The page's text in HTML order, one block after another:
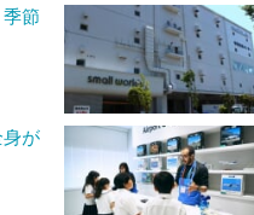
で見る
20:00-08:00最大500円クレジ
GoogleMapで見る
）
13 GoogleMapで見る）
節
が